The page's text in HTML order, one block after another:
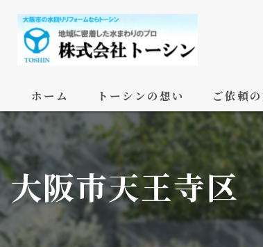
ホーム トーシンの想い ご依頼
大阪市天王寺区